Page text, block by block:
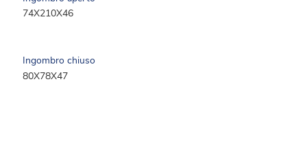
74X210X46
Ingombro chiuso
80X78X47